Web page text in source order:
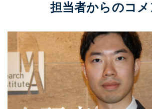
担当者からのコメ